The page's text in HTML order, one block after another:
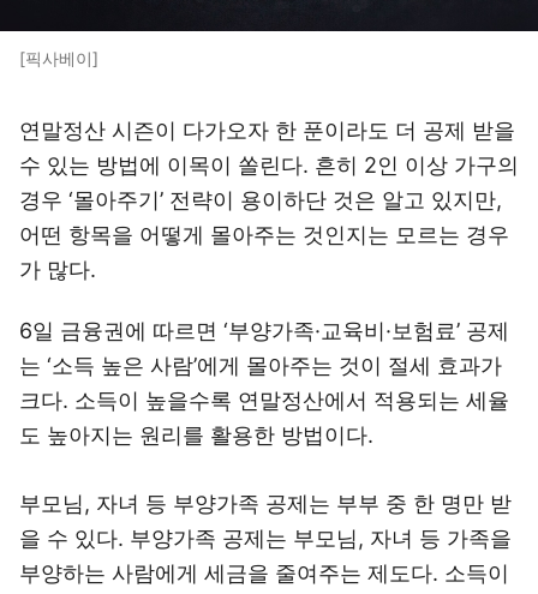
[픽사베이]
연말정산 시즌이 다가오자 한 푼이라도 더 공제 받을
수 있는 방법에 이목이 쏠린다. 흔히 2인 이상 가구의
경우 ‘몰아주기’ 전략이 용이하단 것은 알고 있지만,
어떤 항목을 어떻게 몰아주는 것인지는 모르는 경우
가 많다.
6일 금융권에 따르면 ‘부양가족·교육비·보험료’ 공제
는 ‘소득 높은 사람’에게 몰아주는 것이 절세 효과가
크다. 소득이 높을수록 연말정산에서 적용되는 세율
도 높아지는 원리를 활용한 방법이다.
부모님, 자녀 등 부양가족 공제는 부부 중 한 명만 받
을 수 있다. 부양가족 공제는 부모님, 자녀 등 가족을
부양하는 사람에게 세금을 줄여주는 제도다. 소득이